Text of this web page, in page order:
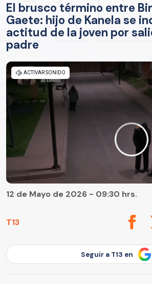
El brusco término entre
Gaete: hijo de Kanela se
actitud de la joven por
padre
T13
12 de Mayo de 2026 - 09:30 hrs.
Seguir a T13 en